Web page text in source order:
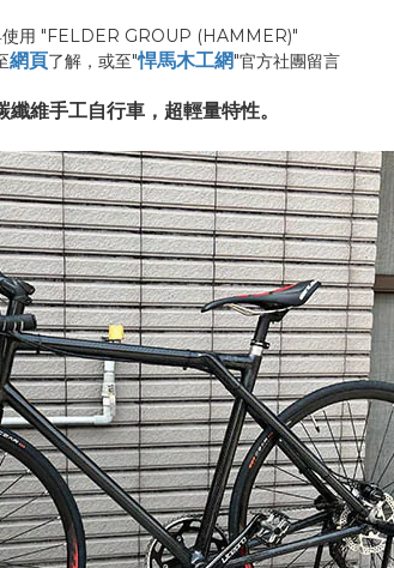
使用 "FELDER GROUP (HAMMER)"
網頁了解，或至"悍馬木工網"官方社團留言
纖維手工自行車 ，超輕量特性。